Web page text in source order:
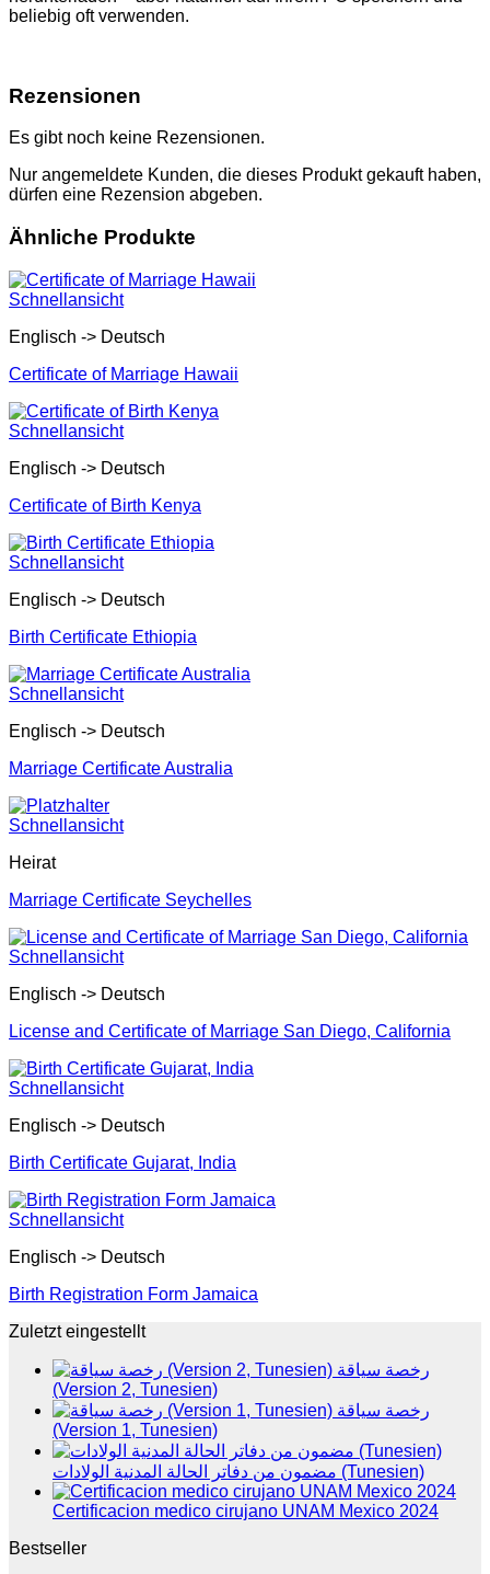
beliebig oft verwenden.
Rezensionen
Es gibt noch keine Rezensionen.
Nur angemeldete Kunden, die dieses Produkt gekauft haben,
dürfen eine Rezension abgeben.
Ähnliche Produkte
Schnellansicht
Englisch -> Deutsch
Certificate of Marriage Hawaii
Schnellansicht
Englisch -> Deutsch
Certificate of Birth Kenya
Schnellansicht
Englisch -> Deutsch
Birth Certificate Ethiopia
Schnellansicht
Englisch -> Deutsch
Marriage Certificate Australia
Schnellansicht
Heirat
Marriage Certificate Seychelles
Schnellansicht
Englisch -> Deutsch
License and Certificate of Marriage San Diego, California
Schnellansicht
Englisch -> Deutsch
Birth Certificate Gujarat, India
Schnellansicht
Englisch -> Deutsch
Birth Registration Form Jamaica
Zuletzt eingestellt
رخصة سياقة
(Version 2, Tunesien)
رخصة سياقة
(Version 1, Tunesien)
مضمون من دفاتر الحالة المدنية الولادات (Tunesien)
Certificacion medico cirujano UNAM Mexico 2024
Bestseller